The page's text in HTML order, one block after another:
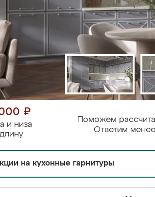
₽
и низа
Поможем
Ответим
на кухонные гарнитуры